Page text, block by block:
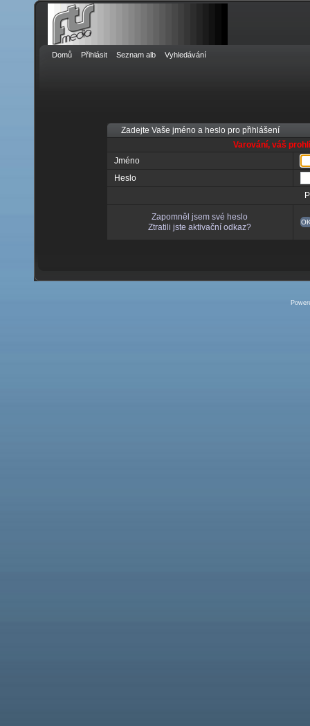
Domů Přihlásit Seznam alb Vyhledávání
Zadejte Vaše jméno a heslo pro přihlášení
Varování, váš
Jméno
Heslo
Zapomněl jsem své heslo
Ztratili jste aktivační odkaz?